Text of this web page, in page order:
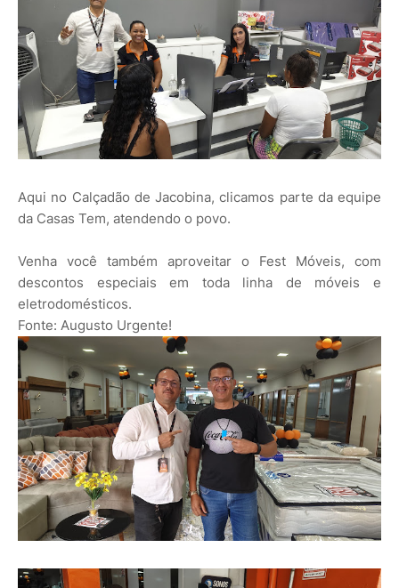
Aqui no Calçadão de Jacobina, clicamos parte da equipe
da Casas Tem, atendendo o povo.
Venha você também aproveitar o Fest Móveis, com
descontos especiais em toda linha de móveis e
eletrodomésticos.
Fonte: Augusto Urgente!